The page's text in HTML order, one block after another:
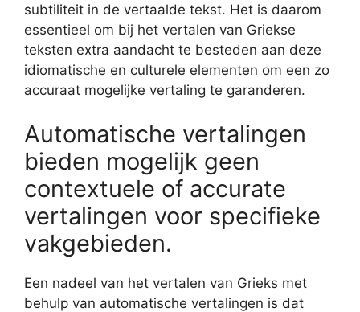
subtiliteit in de vertaalde tekst. Het is daarom
essentieel om bij het vertalen van Griekse
teksten extra aandacht te besteden aan deze
idiomatische en culturele elementen om een zo
accuraat mogelijke vertaling te garanderen.
Automatische vertalingen
bieden mogelijk geen
contextuele of accurate
vertalingen voor specifieke
vakgebieden.
Een nadeel van het vertalen van Grieks met
behulp van automatische vertalingen is dat